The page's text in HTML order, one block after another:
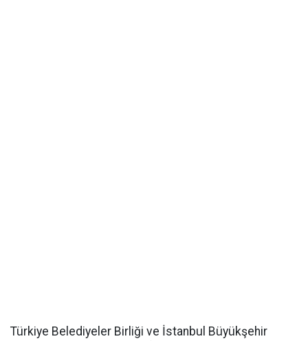
Türkiye Belediyeler Birliği ve İstanbul Büyükşehir